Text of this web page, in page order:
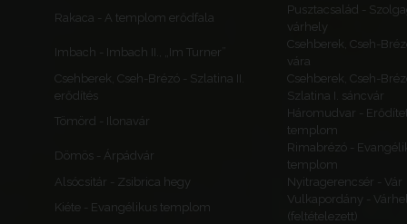
Rakaca - A templom erődfala
Pusztacsalád -
várhely
Imbach - Imbach II., „Im Turner”
Csehberek, Cseh-
vára
Csehberek, Cseh-Brézó - Szlatina II.
erődítés
Csehberek, Cseh-
Szlatina I. sáncvár
Tömörd - Ilonavár
Háromudvar -
templom
Dömös - Árpádvár
Rimabrézó -
templom
Alsócsitár - Zsibrica hegy
Nyitragerencsér - Vár
Kiéte - Evangélikus templom
Vulkapordány -
(feltételezett)